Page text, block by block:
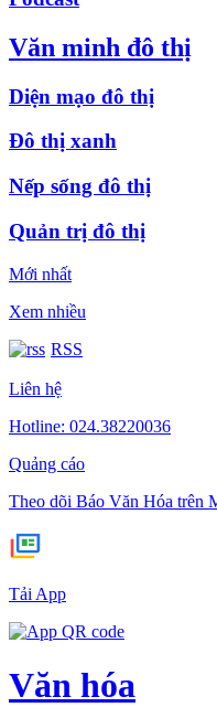
Văn minh đô thị
Diện mạo đô thị
Đô thị xanh
Nếp sống đô thị
Quản trị đô thị
Mới nhất
Xem nhiều
RSS
Liên hệ
Hotline: 024.38220036
Quảng cáo
Theo dõi Báo Văn Hóa trên
Tải App
Văn hóa